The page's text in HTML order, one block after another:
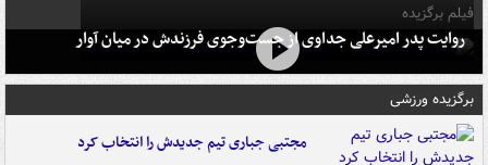
فیلم برگزیده
روایت پدر امیرعلی جداوی از جست‌وجوی فرزندش در میان آوار
برگزیده ورزشی
مجتبی جباری تیم جدیدش را انتخاب کرد